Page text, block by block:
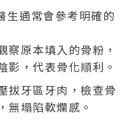
生通常會參考明確的
察原本填入的骨粉，
影，代表骨化順利。
拔牙區牙肉，檢查骨
無塌陷軟爛感。